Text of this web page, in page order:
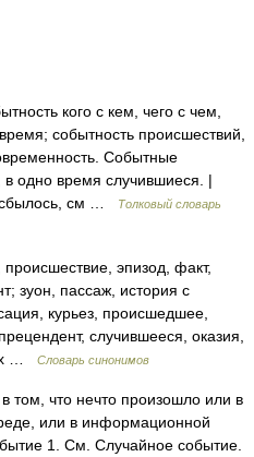
кого с кем, чего с чем,
событность происшествий,
Событные
одно время случившиеся. |
сбылось, см …
Толковый словарь
эпизод, факт,
зуон, пассаж, история с
курьез, происшедшее,
случившееся, оказия,
…
Словарь синонимов
том, что нечто произошло или в
или в информационной
1. См. Случайное событие.